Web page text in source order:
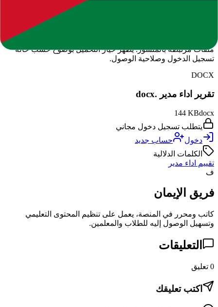
ملفات مرتبطة بالمنشور. يظهر خيار التحميل بوضوح حسب حالة
تسجيل الدخول وصلاحية الوصول.
DOCX
تقرير اداء مدير .docx
docx
144 KB
يتطلب تسجيل دخول مجاني
دخول
حساب جديد
الكلمات الدلالية
تقييم اداء مدير
ف
فريق الإيمان
كاتب ومحرر في المنصة، يعمل على تنظيم المحتوى التعليمي
وتسهيل الوصول إليه للطلاب والمعلمين.
التعليقات
0 تعليق
اكتب تعليقك